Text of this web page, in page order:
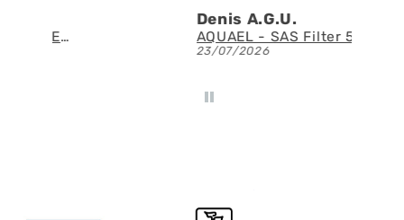
Denis A.G.U.
AQUAEL - SAS Filter 500 - Skimmer de superficie
23/07/2026